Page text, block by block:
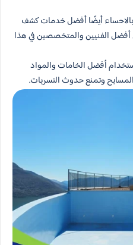
أيضًا أفضل خدمات كشف
أفضل الفنيين والمتخصصين في هذا
أفضل الخامات والمواد
وتمنع حدوث التسربات.